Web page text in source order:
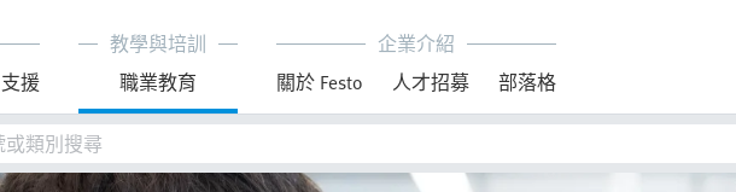
支援
教學與培訓
職業教育
企業介紹
關於 Festo
人才招募 部落格